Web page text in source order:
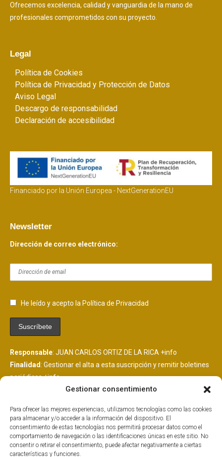
Gestionar consentimiento
Para ofrecer las mejores experiencias, utilizamos tecnologías como las cookies
para almacenar y/o acceder a la información del dispositivo. El
consentimiento de estas tecnologías nos permitirá procesar datos como el
comportamiento de navegación o las identificaciones únicas en este sitio. No
consentir o retirar el consentimiento, puede afectar negativamente a ciertas
características y funciones.
Ofrecemos excelencia, calidad y vanguardia de la mano de
profesionales comprometidos con su proyecto.
Legal
Política de Cookies
Política de Privacidad y Protección de Datos
Aviso Legal
Descargo de responsabilidad
Declaración de accesibilidad
Financiado por la Unión Europea - NextGenerationEU
Newsletter
Dirección de correo electrónico:
He leído y acepto la Política de Privacidad
Responsable: JUAN CARLOS ORTIZ DE LA RICA +info
Finalidad: Gestionar el alta a esta suscripción y remitir boletines
periódicos+info
: Consentimiento del interesado+info
de envío de boletines alojada en EEUU y suscrita al EU
PrivacyShield.+info
Derechos: Tiene derechos que puedes ejercer como explicamos
aquí.+info